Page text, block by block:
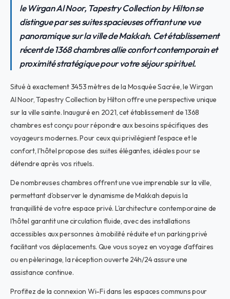
le Wirgan Al Noor, Tapestry Collection by Hilton se
distingue par ses suites spacieuses offrant une vue
panoramique sur la ville de Makkah. Cet établissement
récent de 1368 chambres allie confort contemporain et
proximité stratégique pour votre séjour spirituel.
Situé à exactement 3453 mètres de la Mosquée Sacrée, le Wirgan
Al Noor, Tapestry Collection by Hilton offre une perspective unique
sur la ville sainte. Inauguré en 2021, cet établissement de 1368
chambres est conçu pour répondre aux besoins spécifiques des
voyageurs modernes. Pour ceux qui privilégient l'espace et le
confort, l'hôtel propose des suites élégantes, idéales pour se
détendre après vos rituels.
De nombreuses chambres offrent une vue imprenable sur la ville,
permettant d'observer le dynamisme de Makkah depuis la
tranquillité de votre espace privé. L'architecture contemporaine de
l'hôtel garantit une circulation fluide, avec des installations
accessibles aux personnes à mobilité réduite et un parking privé
facilitant vos déplacements. Que vous soyez en voyage d'affaires
ou en pèlerinage, la réception ouverte 24h/24 assure une
assistance continue.
Profitez de la connexion Wi-Fi dans les espaces communs pour